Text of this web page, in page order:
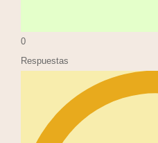
0
Respuestas